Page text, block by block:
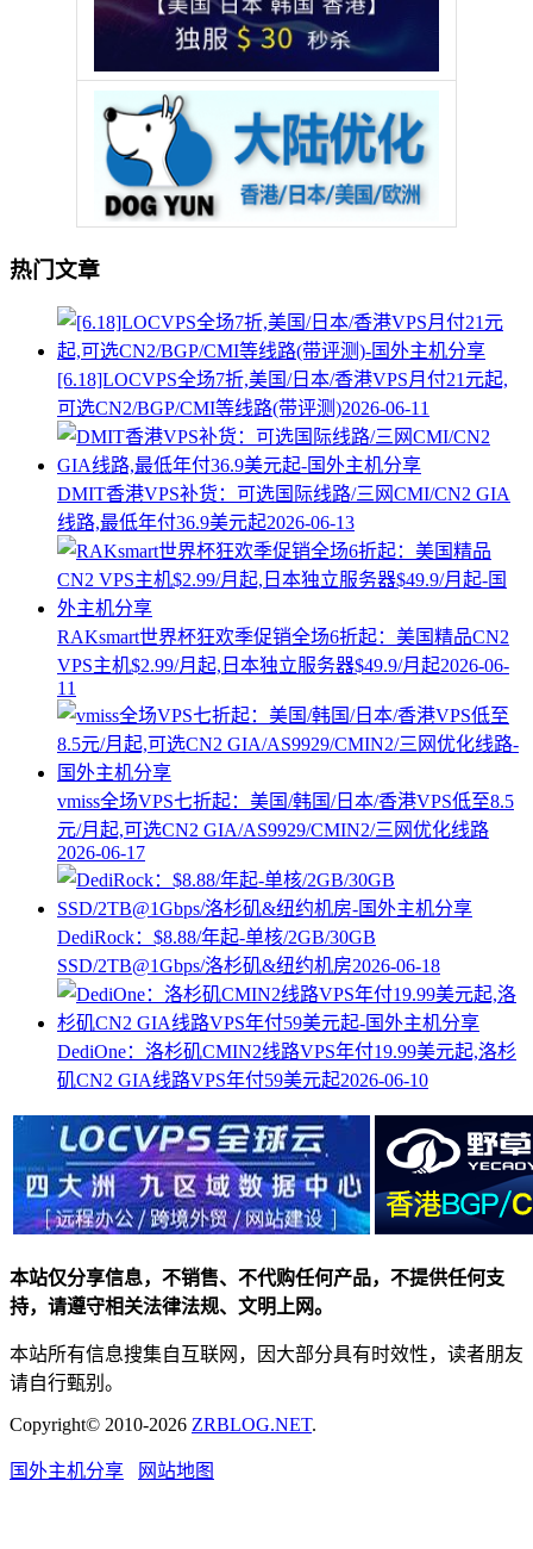
热门文章
[6.18]LOCVPS全场7折,美国/日本/香港VPS月付21元起,
可选CN2/BGP/CMI等线路(带评测)2026-06-11
DMIT香港VPS补货：可选国际线路/三网CMI/CN2 GIA
线路,最低年付36.9美元起2026-06-13
RAKsmart世界杯狂欢季促销全场6折起：美国精品CN2
VPS主机$2.99/月起,日本独立服务器$49.9/月起2026-06-
11
vmiss全场VPS七折起：美国/韩国/日本/香港VPS低至8.5
元/月起,可选CN2 GIA/AS9929/CMIN2/三网优化线路
2026-06-17
DediRock：$8.88/年起-单核/2GB/30GB
SSD/2TB@1Gbps/洛杉矶&纽约机房2026-06-18
DediOne：洛杉矶CMIN2线路VPS年付19.99美元起,洛杉
矶CN2 GIA线路VPS年付59美元起2026-06-10
本站仅分享信息，不销售、不代购任何产品，不提供任何支
持，请遵守相关法律法规、文明上网。
本站所有信息搜集自互联网，因大部分具有时效性，读者朋友
请自行甄别。
Copyright© 2010-2026 ZRBLOG.NET.
国外主机分享 网站地图